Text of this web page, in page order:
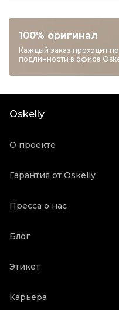
Бренд
Модель
Цвет
Состояние товара
100% оригинал
Каждый заказ проходит
подлинности в офисе
Oskelly
О проекте
Гарантия от Oskelly
Пресса о нас
Блог
Этикет
Карьера